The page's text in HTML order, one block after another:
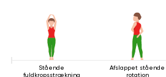
Stående
fuldkropsstrækning
Afslappet stående
rotation